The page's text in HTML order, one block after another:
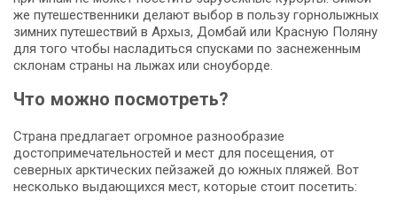
же путешественники делают выбор в пользу горнолыжных
зимних путешествий в Архыз, Домбай или Красную Поляну
для того чтобы насладиться спусками по заснеженным
склонам страны на лыжах или сноуборде.
Что можно посмотреть?
Страна предлагает огромное разнообразие
достопримечательностей и мест для посещения, от
северных арктических пейзажей до южных пляжей. Вот
несколько выдающихся мест, которые стоит посетить: